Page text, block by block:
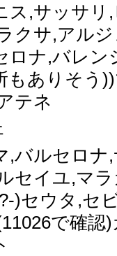
ス,サッサリ
クサ,アル
ロナ,バレン
もありそう
テネ
,バルセロナ
セイユ,マ
)セウタ,セ
で確